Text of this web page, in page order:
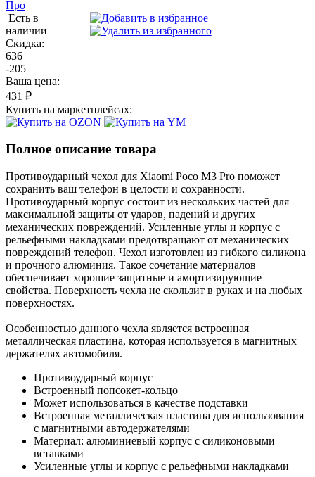
Есть в
наличии
Скидка:
636
-205
Ваша цена:
431 ₽
Купить на маркетплейсах:
Полное описание товара
Противоударный чехол для Xiaomi Poco M3 Pro поможет
сохранить ваш телефон в целости и сохранности.
Противоударный корпус состоит из нескольких частей для
максимальной защиты от ударов, падений и других
механических повреждений. Усиленные углы и корпус с
рельефными накладками предотвращают от механических
повреждений телефон. Чехол изготовлен из гибкого силикона
и прочного алюминия. Такое сочетание материалов
обеспечивает хорошие защитные и амортизирующие
свойства. Поверхность чехла не скользит в руках и на любых
поверхностях.
Особенностью данного чехла является встроенная
металлическая пластина, которая используется в магнитных
держателях автомобиля.
Противоударный корпус
Встроенный попсокет-кольцо
Может использоваться в качестве подставки
Встроенная металлическая пластина для использования
с магнитными автодержателями
Материал: алюминиевый корпус с силиконовыми
вставками
Усиленные углы и корпус с рельефными накладками